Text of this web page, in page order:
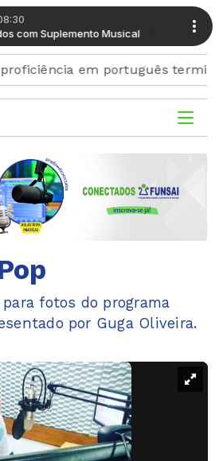
com Suplemento Musical Manhã
em português terminam
fotos do programa
por Guga Oliveira.